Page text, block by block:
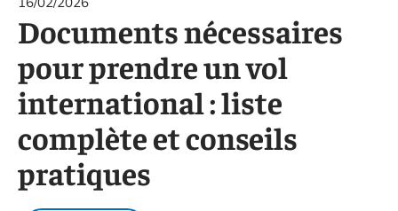
Documents nécessaires
pour prendre un vol
international : liste
complète et conseils
pratiques